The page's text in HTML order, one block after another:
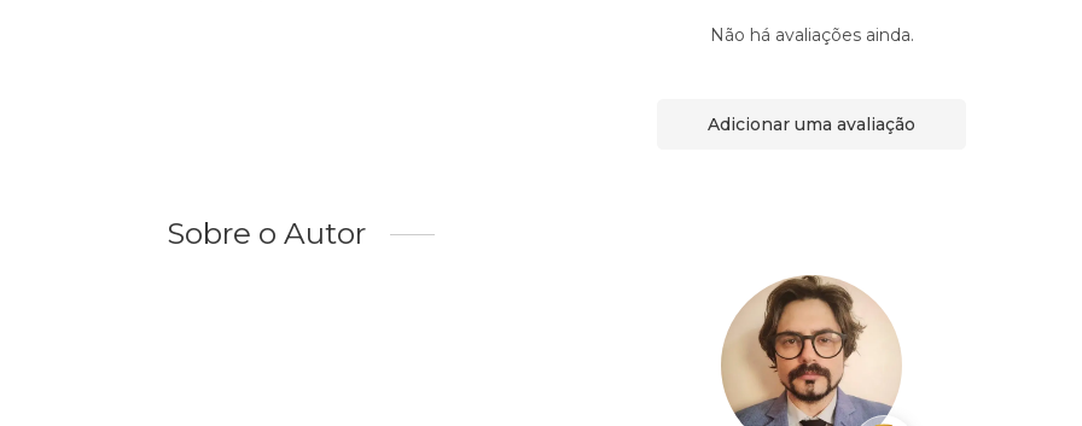
Não há avaliações ainda.
Adicionar uma avaliação
Sobre o Autor